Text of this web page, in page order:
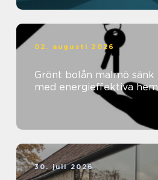
02. augusti 2026
Grönt bolån malmö sänk dina kostnader
med energieffektiva hem
30. juli 2026